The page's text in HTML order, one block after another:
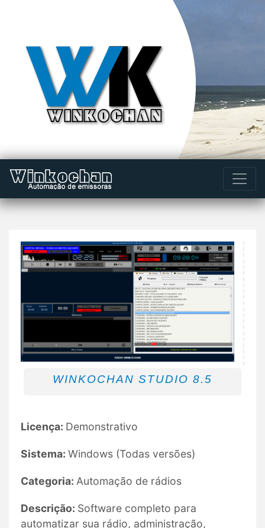
WINKOCHAN STUDIO 8.5
Licença: Demonstrativo
Sistema: Windows (Todas versões)
Categoria: Automação de rádios
Descrição: Software completo para
automatizar sua rádio, administração,